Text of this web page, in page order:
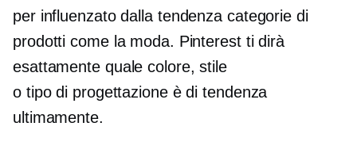
per influenzato dalla tendenza categorie di
prodotti come la moda. Pinterest ti dirà
esattamente quale colore, stile
o tipo di progettazioneè di tendenza
ultimamente.